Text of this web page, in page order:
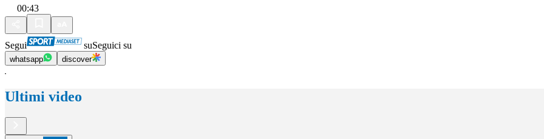
00:43
Segui suSeguici su
whatsapp discover
Ultimi video